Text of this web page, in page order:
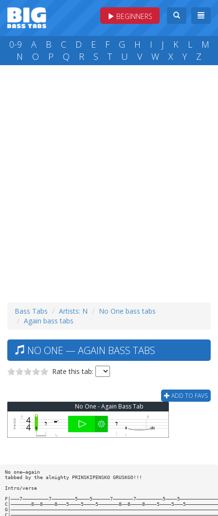
BEGINNERS
0-9 A B C D E F G H I J K L
M
N
O P Q R S T U V W X Y Z
Bass Tabs Artists: N
No One bass tabs
Again bass tabs
NO ONE — AGAIN BASS TABS
Rate this tab:
ADD TO FAVS
No One - Again Bass Tab
No one—again
tabbed by the almighty PRINSKIPENSKO GRUSKGO!!!
Intro/verse